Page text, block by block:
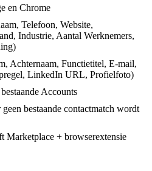
en Chrome
Telefoon, Website,
Industrie, Aantal Werknemers,
Achternaam, Functietitel, E-mail,
LinkedIn URL, Profielfoto)
Accounts
bestaande contactmatch wordt
Marketplace + browserextensie